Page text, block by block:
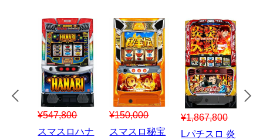
¥547,800
スマスロハナ
¥150,000
スマスロ秘宝
¥1,867,800
Lパチスロ 炎